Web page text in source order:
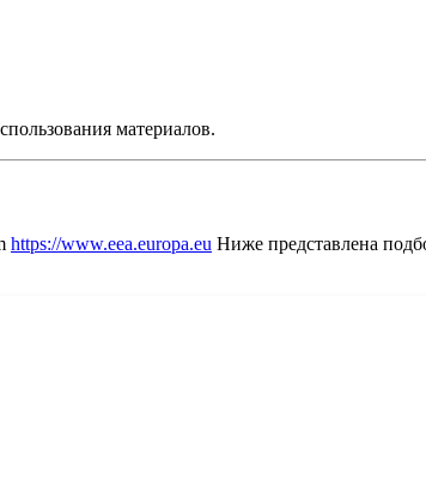
материалов.
https://www.eea.europa.eu Ниже представлена